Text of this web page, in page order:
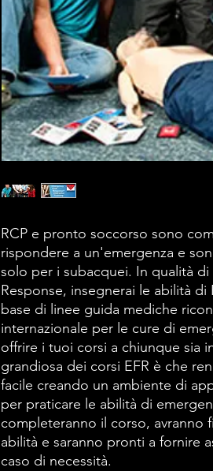
RCP e pronto soccorso sono
rispondere a un'emergenza e
solo per i subacquei. In qualità
Response, insegnerai le abilità
base di linee guida mediche
internazionale per le cure di
offrire i tuoi corsi a chiunque sia
grandiosa dei corsi EFR è che
facile creando un ambiente di
per praticare le abilità di
completeranno il corso, avranno
abilità e saranno pronti a fornire
caso di necessità.